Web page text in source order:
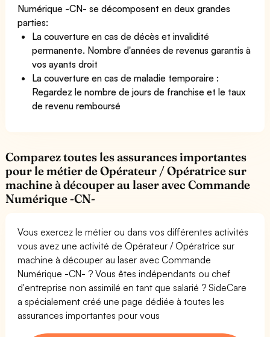
Numérique -CN- se décomposent en deux grandes
parties:
La couverture en cas de décès et invalidité
permanente. Nombre d'années de revenus garantis à
vos ayants droit
La couverture en cas de maladie temporaire :
Regardez le nombre de jours de franchise et le taux
de revenu remboursé
Comparez toutes les assurances importantes
pour le métier de Opérateur / Opératrice sur
machine à découper au laser avec Commande
Numérique -CN-
Vous exercez le métier ou dans vos différentes activités
vous avez une activité de Opérateur / Opératrice sur
machine à découper au laser avec Commande
Numérique -CN- ? Vous êtes indépendants ou chef
d'entreprise non assimilé en tant que salarié ? SideCare
a spécialement créé une page dédiée à toutes les
assurances importantes pour vous